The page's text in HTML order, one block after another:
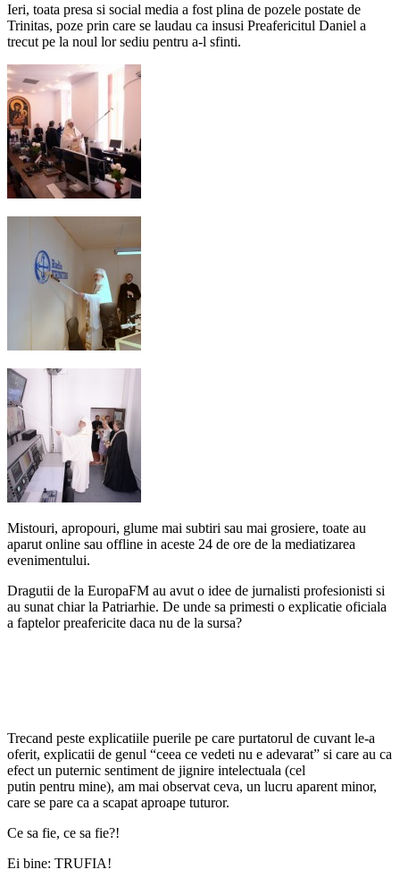
Ieri, toata presa si social media a fost plina de pozele postate de
Trinitas, poze prin care se laudau ca insusi Preafericitul Daniel a
trecut pe la noul lor sediu pentru a-l sfinti.
Mistouri, apropouri, glume mai subtiri sau mai grosiere, toate au
aparut online sau offline in aceste 24 de ore de la mediatizarea
evenimentului.
Dragutii de la EuropaFM au avut o idee de jurnalisti profesionisti si
au sunat chiar la Patriarhie. De unde sa primesti o explicatie oficiala
a faptelor preafericite daca nu de la sursa?
Trecand peste explicatiile puerile pe care purtatorul de cuvant le-a
oferit, explicatii de genul “ceea ce vedeti nu e adevarat” si care au ca
efect un puternic sentiment de jignire intelectuala (cel
putin pentru mine), am mai observat ceva, un lucru aparent minor,
care se pare ca a scapat aproape tuturor.
Ce sa fie, ce sa fie?!
Ei bine: TRUFIA!